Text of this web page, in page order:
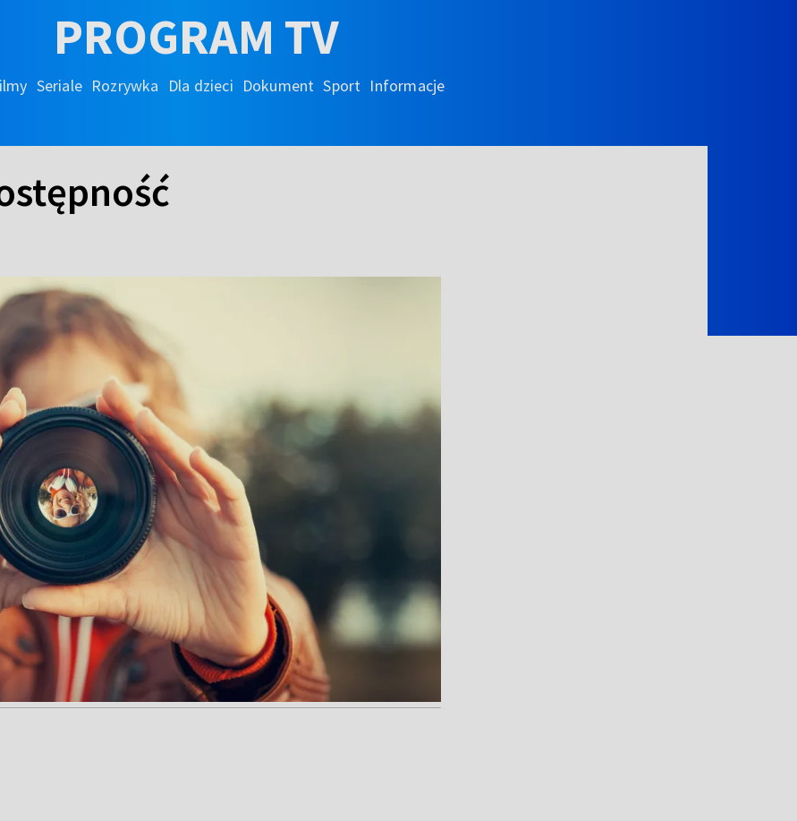
PROGRAM TV
Seriale Rozrywka Dla dzieci Dokument Sport Informacje